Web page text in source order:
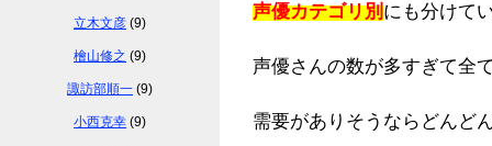
声優カテゴリ別にも分けて
声優さんの数が多すぎて全
需要がありそうならどんど
立木文彦 (9)
檜山修之 (9)
諏訪部順一 (9)
小西克幸 (9)